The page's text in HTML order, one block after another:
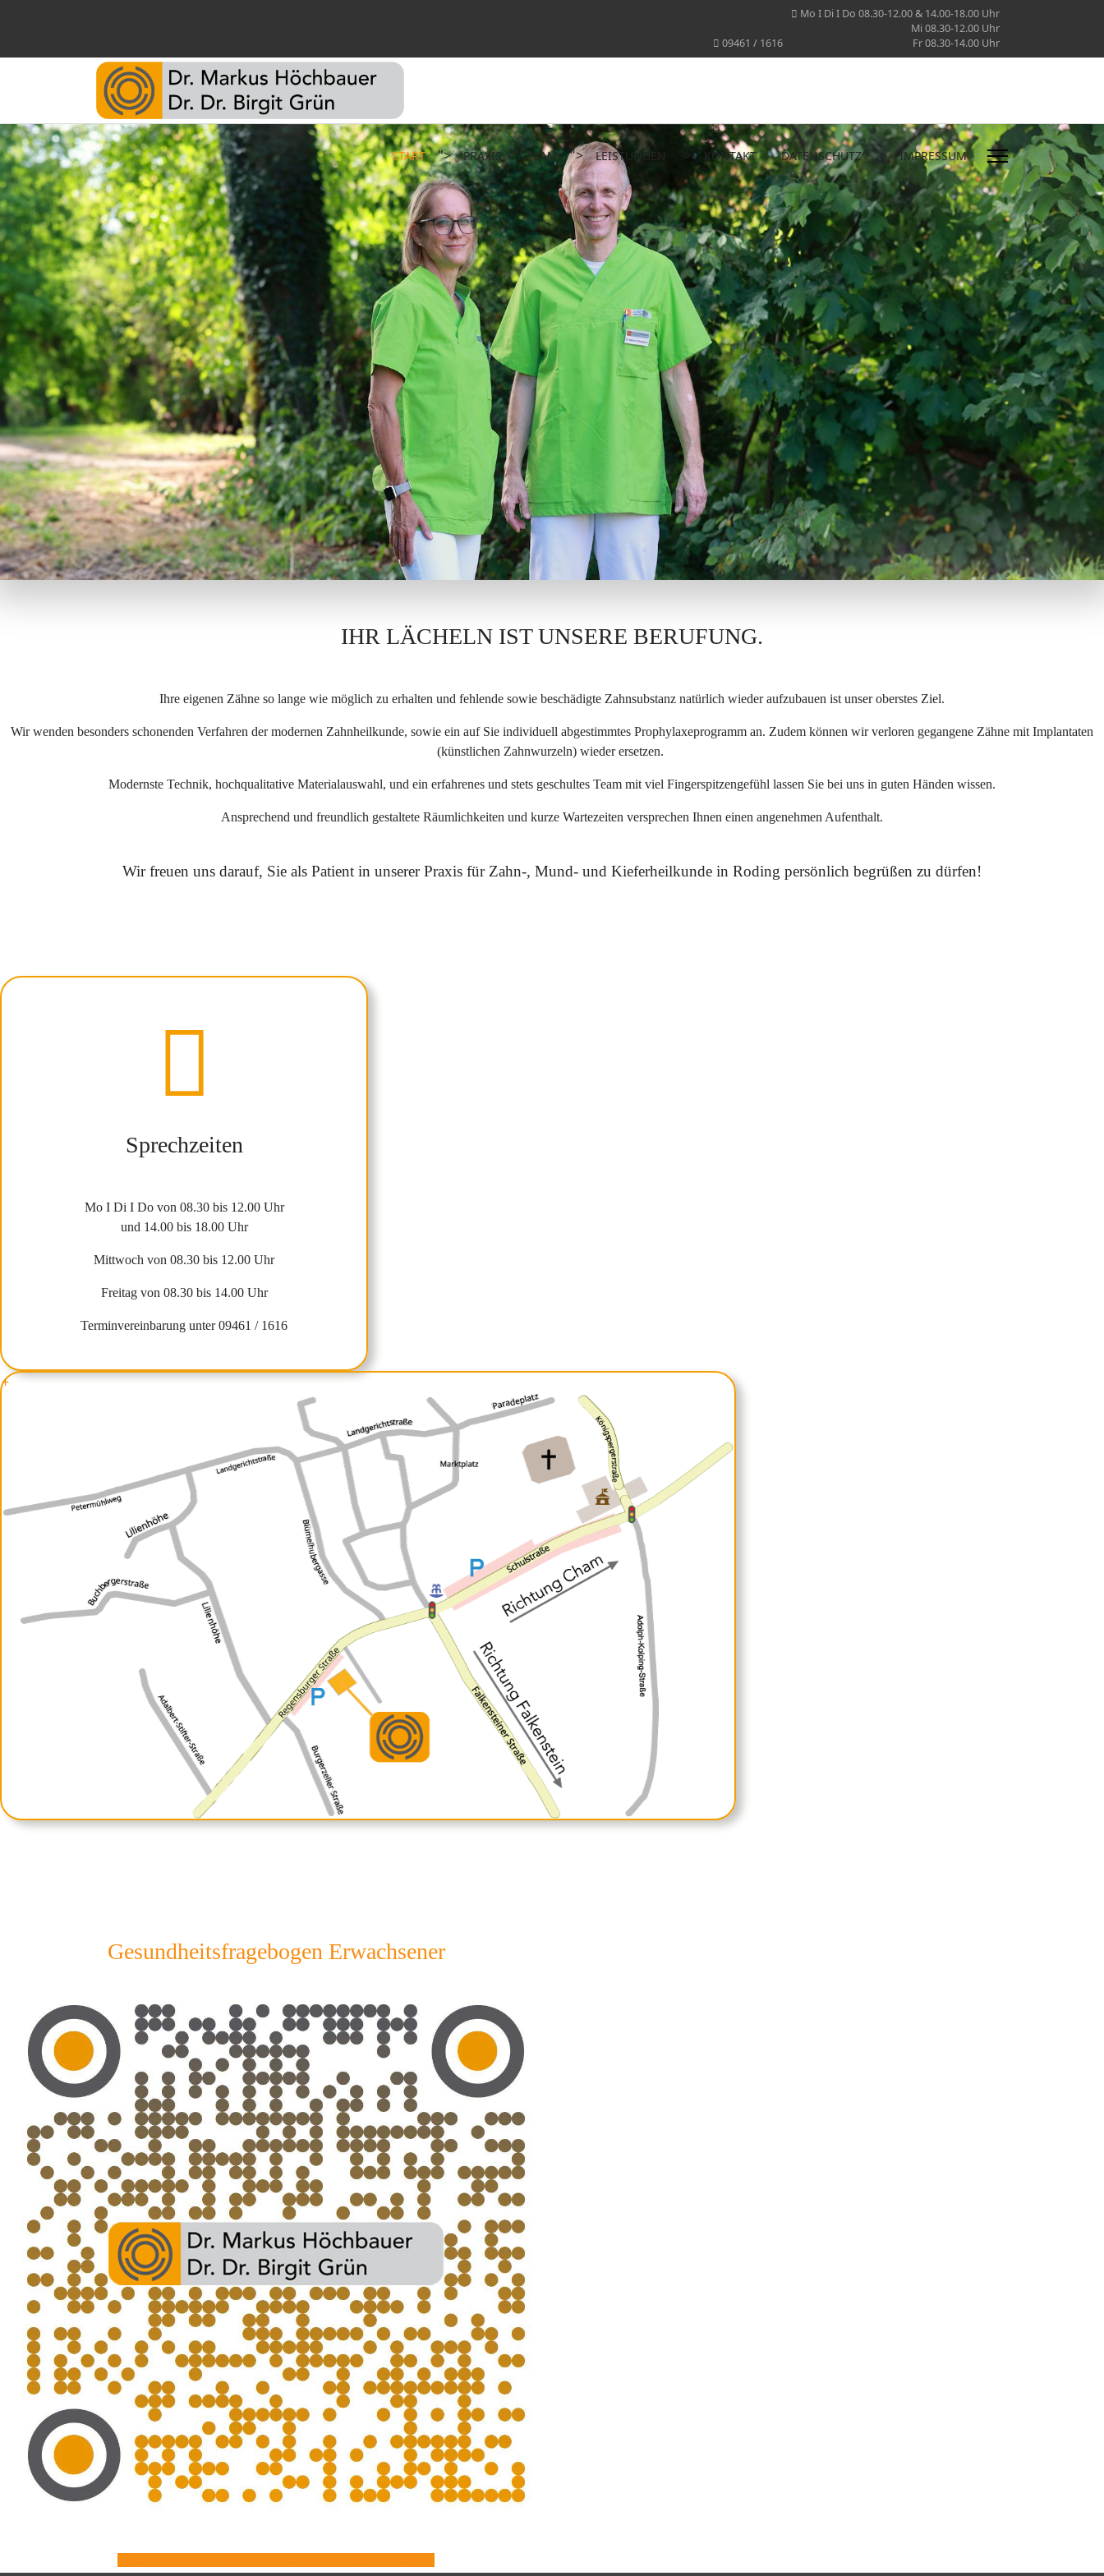
09461 / 1616
Mo I Di I Do 08.30-12.00 & 14.00-18.00 Uhr
Mi 08.30-12.00 Uhr
Fr 08.30-14.00 Uhr
START "> PRAXIS TEAM "> LEISTUNGEN "> KONTAKT DATENSCHUTZ "> IMPRESSUM
IHR LÄCHELN IST UNSERE BERUFUNG.
Ihre eigenen Zähne so lange wie möglich zu erhalten und fehlende sowie beschädigte Zahnsubstanz natürlich wieder aufzubauen ist unser oberstes Ziel.
Wir wenden besonders schonenden Verfahren der modernen Zahnheilkunde, sowie ein auf Sie individuell abgestimmtes Prophylaxeprogramm an. Zudem können wir verloren gegangene Zähne mit Implantaten
(künstlichen Zahnwurzeln) wieder ersetzen.
Modernste Technik, hochqualitative Materialauswahl, und ein erfahrenes und stets geschultes Team mit viel Fingerspitzengefühl lassen Sie bei uns in guten Händen wissen.
Ansprechend und freundlich gestaltete Räumlichkeiten und kurze Wartezeiten versprechen Ihnen einen angenehmen Aufenthalt.
Wir freuen uns darauf, Sie als Patient in unserer Praxis für Zahn-, Mund- und Kieferheilkunde in Roding persönlich begrüßen zu dürfen!
Sprechzeiten
Mo I Di I Do von 08.30 bis 12.00 Uhr
und 14.00 bis 18.00 Uhr
Mittwoch von 08.30 bis 12.00 Uhr
Freitag von 08.30 bis 14.00 Uhr
Terminvereinbarung unter 09461 / 1616
+
Gesundheitsfragebogen Erwachsener